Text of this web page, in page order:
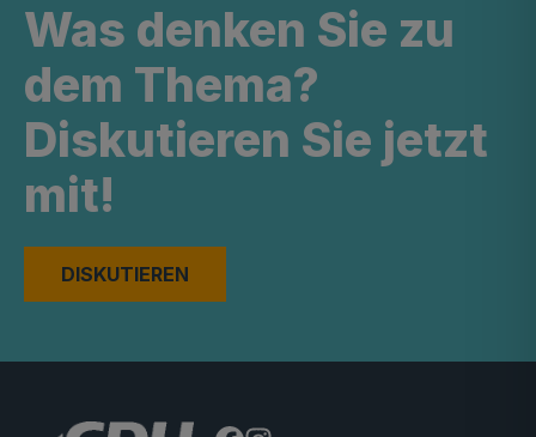
Was denken Sie zu
dem Thema?
Diskutieren Sie jetzt
mit!
DISKUTIEREN